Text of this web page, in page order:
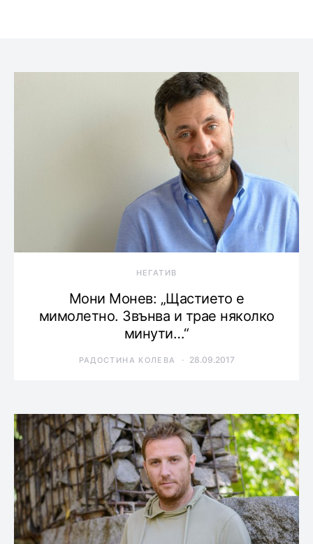
НЕГАТИВ
Мони Монев: „Щастието е
мимолетно. Звънва и трае няколко
минути…“
РАДОСТИНА КОЛЕВА 28.09.2017